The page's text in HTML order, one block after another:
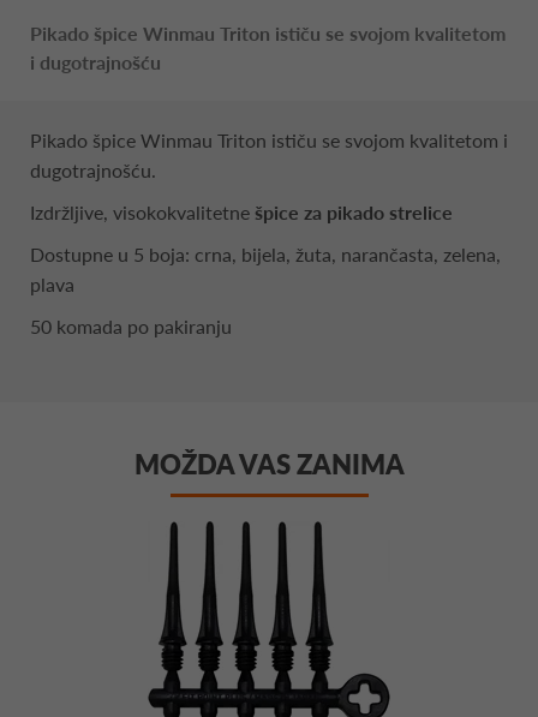
Pikado špice Winmau Triton ističu se svojom kvalitetom
i dugotrajnošću
Pikado špice Winmau Triton ističu se svojom kvalitetom i
dugotrajnošću.
Izdržljive, visokokvalitetne špice za pikado strelice
Dostupne u 5 boja: crna, bijela, žuta, narančasta, zelena,
plava
50 komada po pakiranju
MOŽDA VAS ZANIMA